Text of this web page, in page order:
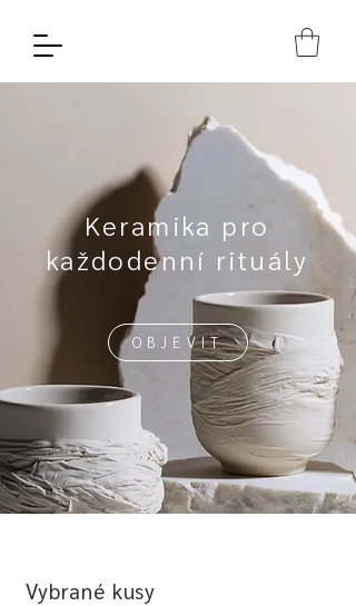
Keramika pro
každodenní rituály
OBJEVIT
Vybrané kusy